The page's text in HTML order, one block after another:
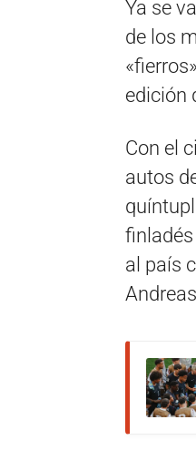
Ya se
de los
edición
Con el
autos
finladés
al país